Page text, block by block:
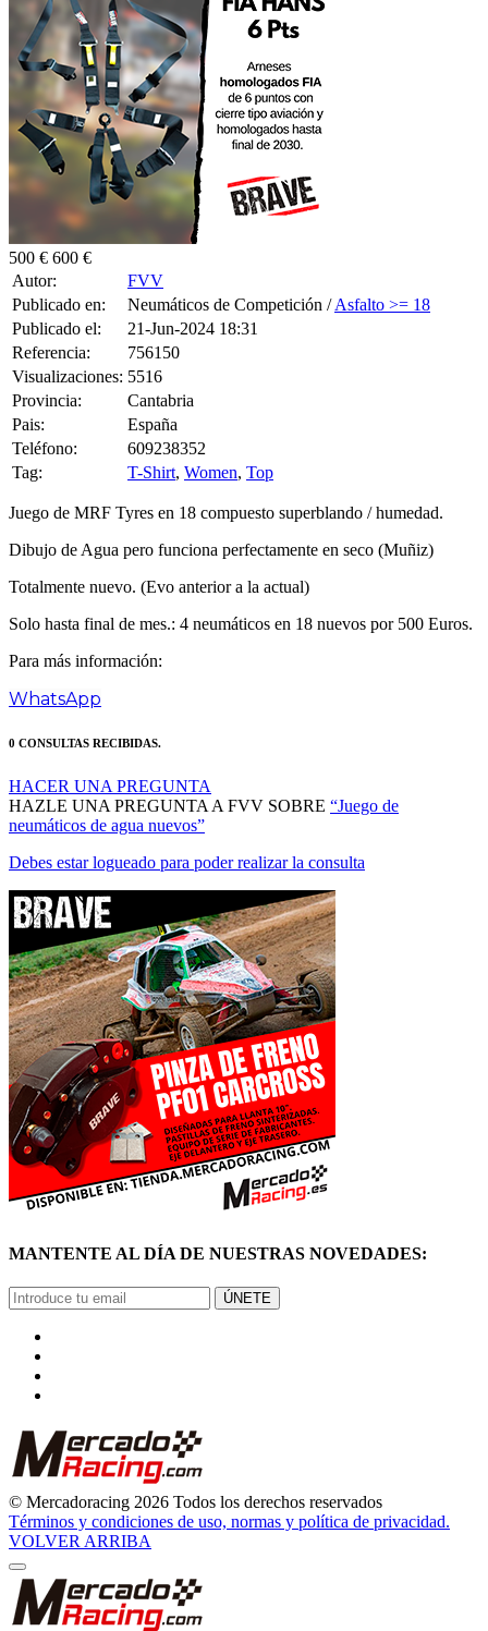
500 €
600 €
Autor:
Publicado en:
Neumáticos de Competición /
Publicado el:
21-Jun-2024 18:31
Referencia:
756150
Visualizaciones:
5516
Provincia:
Cantabria
Pais:
España
Teléfono:
609238352
Tag:
T-Shirt,Women
Juego de MRF Tyres en 18 compuesto superblando / humedad.
Dibujo de Agua pero funciona perfectamente en seco (Muñiz)
Totalmente nuevo. (Evo anterior a la actual)
Solo hasta final de mes.: 4 neumáticos en 18 nuevos por 500 Euros.
Para más información:
WhatsApp
HAZLE UNA PREGUNTA A FVV SOBRE
neumáticos de agua nuevos”
Debes estar logueado para poder realizar la consulta
© Mercadoracing 2026 Todos los derechos reservados
Términos y condiciones de uso, normas y política de privacidad.
VOLVER ARRIBA